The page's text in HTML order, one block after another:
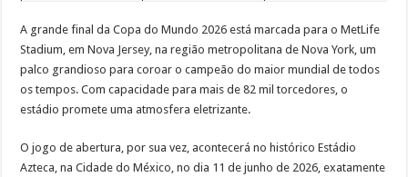
A grande final da Copa do Mundo 2026 está marcada para o MetLife
Stadium, em Nova Jersey, na região metropolitana de Nova York, um
palco grandioso para coroar o campeão do maior mundial de todos
os tempos. Com capacidade para mais de 82 mil torcedores, o
estádio promete uma atmosfera eletrizante.
O jogo de abertura, por sua vez, acontecerá no histórico Estádio
Azteca, na Cidade do México, no dia 11 de junho de 2026, exatamente